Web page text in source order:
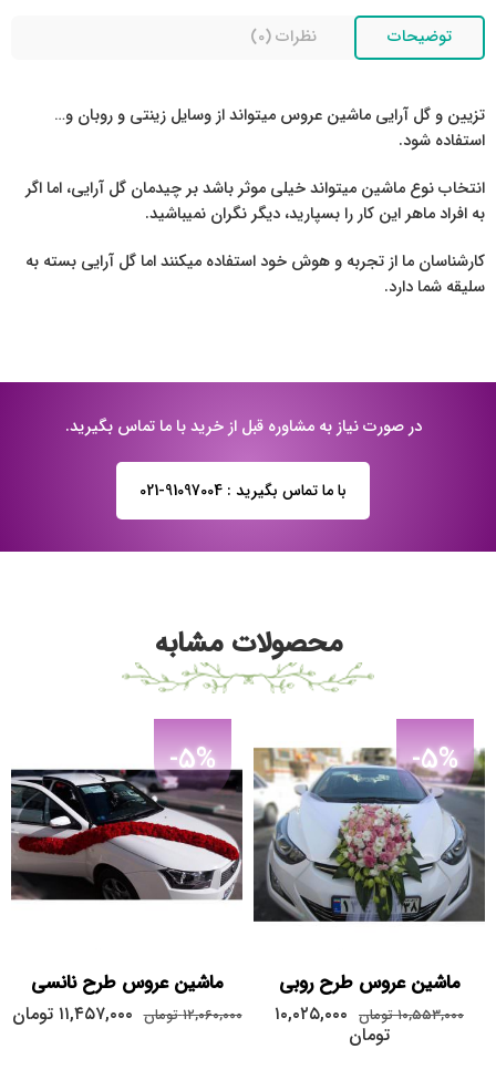
توضیحات نظرات (0)
تزیین و گل آرایی ماشین عروس میتواند از وسایل زینتی و روبان و…
استفاده شود.
انتخاب نوع ماشین میتواند خیلی موثر باشد بر چیدمان گل آرایی، اما اگر
به افراد ماهر این کار را بسپارید، دیگر نگران نمیباشید.
کارشناسان ما از تجربه و هوش خود استفاده میکنند اما گل آرایی بسته به
سلیقه شما دارد.
در صورت نیاز به مشاوره قبل از خرید با ما تماس بگیرید.
با ما تماس بگیرید : 91097004-021
محصولات مشابه
-5%
ماشین عروس طرح روبی
۱۰,۵۵۳,۰۰۰ تومان ۱۰,۰۲۵,۰۰۰
تومان
-5%
ماشین عروس طرح نانسی
۱۲,۰۶۰,۰۰۰ تومان ۱۱,۴۵۷,۰۰۰ تومان